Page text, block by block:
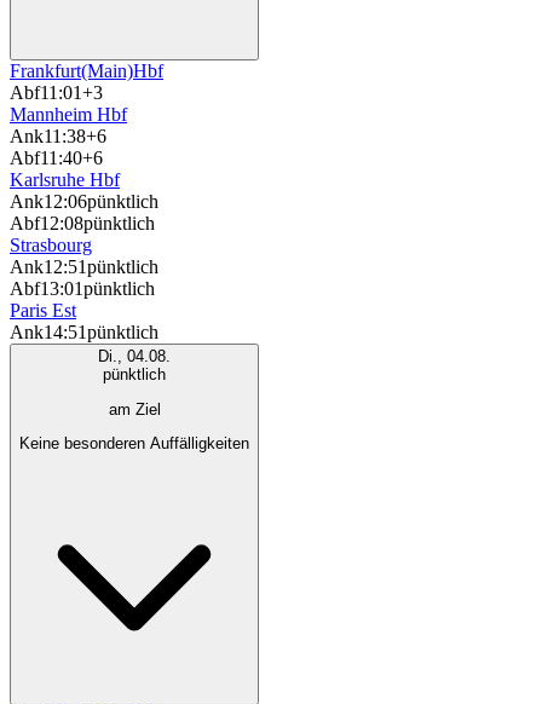
Frankfurt(Main)Hbf
Abf11:01+3
Mannheim Hbf
Ank11:38+6
Abf11:40+6
Karlsruhe Hbf
Ank12:06pünktlich
Abf12:08pünktlich
Strasbourg
Ank12:51pünktlich
Abf13:01pünktlich
Paris Est
Ank14:51pünktlich
Di., 04.08.
pünktlich
am Ziel
Keine besonderen Auffälligkeiten